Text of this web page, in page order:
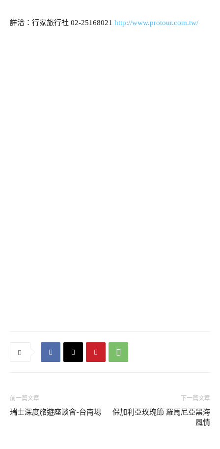
詳洽：行家旅行社 02-25168021 http://www.protour.com.tw/
前一篇文章
瑞士深度旅遊座談會-台南場
下一篇文章
保加利亞玫瑰節 羅馬尼亞黑海
風情